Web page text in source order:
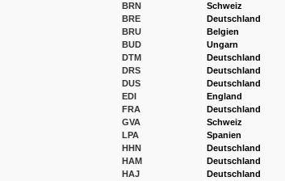
BRN
BRE
BRU
BUD
DTM
DRS
DUS
EDI
FRA
GVA
LPA
HHN
HAM
HAJ
Schweiz
Deutschland
Belgien
Ungarn
Deutschland
Deutschland
Deutschland
England
Deutschland
Schweiz
Spanien
Deutschland
Deutschland
Deutschland